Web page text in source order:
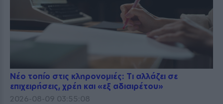
Νέο τοπίο στις κληρονομιές: Τι αλλάζει σε
επιχειρήσεις, χρέη και «εξ αδιαιρέτου»
2026-08-09 03:55:08